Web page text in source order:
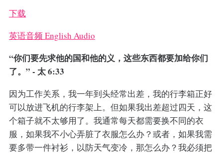
下载
英语音频 English Audio
“你们要先求他的国和他的义，这些东西都要加给你们
了。” - 太 6:33
因为工作关系，我一年到头经常出差，我的行李箱正好
可以放进飞机的行李架上。但如果我出差超过四天，这
个箱子就不太够用了。我通常每天都需要换不同的衣
服，如果我不小心弄脏了衣服怎么办？或者，如果我需
要多带一件衬衫，以防天气变冷，那怎么办？我必须把